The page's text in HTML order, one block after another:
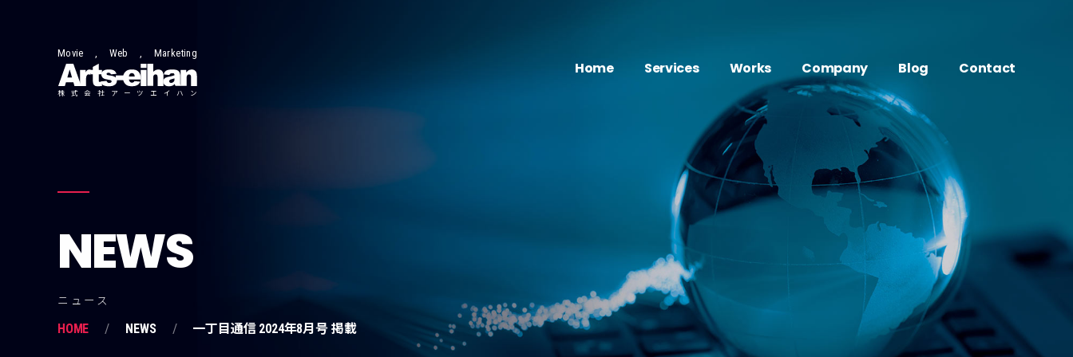
Movie , Web , Marketing
株式会社アーツエイハン
Home Services Works Company Blog
Contact
動画のプロのサブスク
Marketing AI／顔認識マーケティング
Degital Signage デジタルサイネージ
映像・動画制作実績
Web WEB制作実績
Marketing AI／顔認識マーケティング実績
Other その他制作実績
About 会社概要
Access アクセス
沿革
NEWS
ニュース
HOME
NEWS 一丁目通信 2024年8月号 掲載